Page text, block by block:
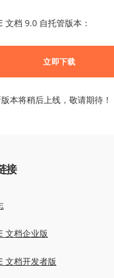
文档 9.0 自托管版本：
立即下载
本将稍后上线，敬请期待！
接
文档企业版
文档开发者版